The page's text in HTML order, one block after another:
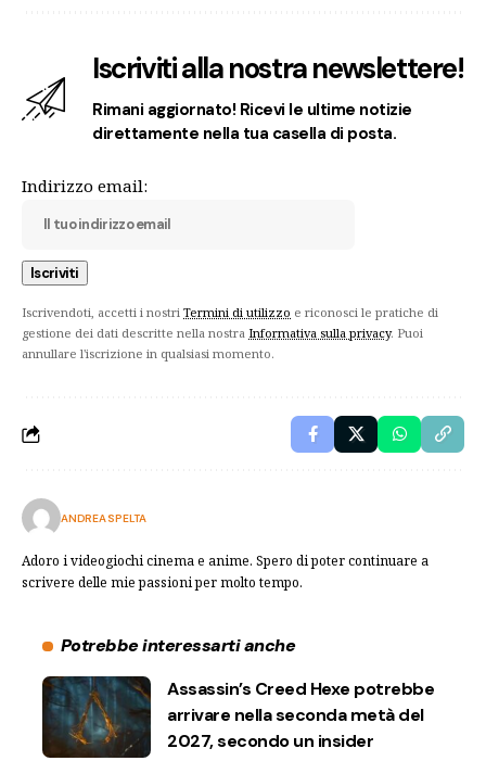
Iscriviti alla nostra newslettere!
Rimani aggiornato! Ricevi le ultime notizie
direttamente nella tua casella di posta.
Indirizzo email:
Iscrivendoti, accetti i nostri Termini di utilizzo e riconosci le pratiche di
gestione dei dati descritte nella nostra Informativa sulla privacy. Puoi
annullare l'iscrizione in qualsiasi momento.
ANDREA SPELTA
Adoro i videogiochi cinema e anime. Spero di poter continuare a
scrivere delle mie passioni per molto tempo.
Potrebbe interessarti anche
Assassin’s Creed Hexe potrebbe
arrivare nella seconda metà del
2027, secondo un insider